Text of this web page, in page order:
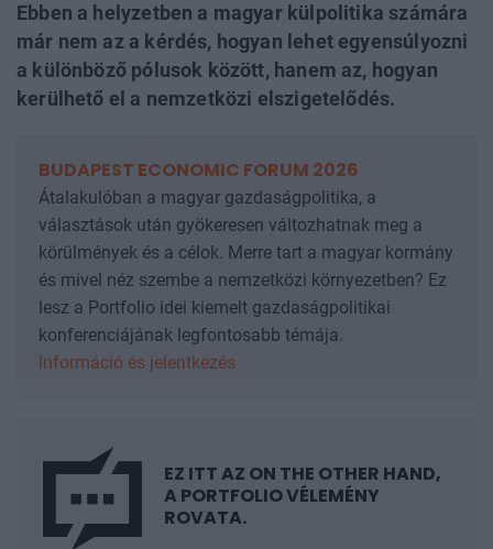
Ebben a helyzetben a magyar külpolitika számára
már nem az a kérdés, hogyan lehet egyensúlyozni
a különböző pólusok között, hanem az, hogyan
kerülhető el a nemzetközi elszigetelődés.
BUDAPEST ECONOMIC FORUM 2026
Átalakulóban a magyar gazdaságpolitika, a
választások után gyökeresen változhatnak meg a
körülmények és a célok. Merre tart a magyar kormány
és mivel néz szembe a nemzetközi környezetben? Ez
lesz a Portfolio idei kiemelt gazdaságpolitikai
konferenciájának legfontosabb témája.
Információ és jelentkezés
EZ ITT AZ ON THE OTHER HAND,
A PORTFOLIO VÉLEMÉNY
ROVATA.